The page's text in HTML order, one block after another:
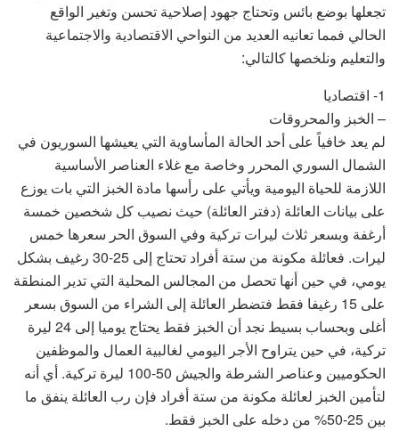
تجعلها بوضع بائس وتحتاج جهود إصلاحية تحسن وتغير الواقع
الحالي فمما تعانيه العديد من النواحي الاقتصادية والاجتماعية
والتعليم ونلخصها كالتالي:
1- اقتصاديا
– الخبز والمحروقات
لم يعد خافياً على أحد الحالة المأساوية التي يعيشها السوريون في
الشمال السوري المحرر وخاصة مع غلاء العناصر الأساسية
اللازمة للحياة اليومية ويأتي على رأسها مادة الخبز التي بات يوزع
على بيانات العائلة (دفتر العائلة) حيث نصيب كل شخصين خمسة
أرغفة وبسعر ثلاث ليرات تركية وفي السوق الحر سعرها خمس
ليرات. فعائلة مكونة من ستة أفراد تحتاج إلى 25-30 رغيف بشكل
يومي، في حين أنها تحصل من المجالس المحلية التي تدير المنطقة
على 15 رغيفا فقط فتضطر العائلة إلى الشراء من السوق بسعر
أغلى وبحساب بسيط نجد أن الخبز فقط يحتاج يوميا إلى 24 ليرة
تركية، في حين يتراوح الأجر اليومي لغالبية العمال والموظفين
الحكوميين وعناصر الشرطة والجيش 50-100 ليرة تركية. أي أنه
لتأمين الخبز لعائلة مكونة من ستة أفراد فإن رب العائلة ينفق ما
بين 25-50% من دخله على الخبز فقط.